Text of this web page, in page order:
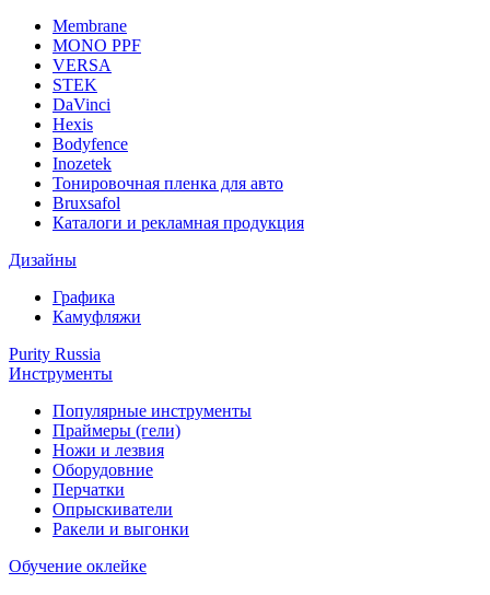
Membrane
MONO PPF
VERSA
STEK
DaVinci
Hexis
Bodyfence
Inozetek
Тонировочная пленка для авто
Bruxsafol
Каталоги и рекламная продукция
Дизайны
Графика
Камуфляжи
Purity Russia
Инструменты
Популярные инструменты
Праймеры (гели)
Ножи и лезвия
Оборудовние
Перчатки
Опрыскиватели
Ракели и выгонки
Обучение оклейке